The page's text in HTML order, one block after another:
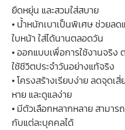
ยืดหยุ่น และสวมใส่สบาย
• น้ำหนักเบาเป็นพิเศษ ช่วยล
ใบหน้า ใส่ได้นานตลอดวัน
• ออกแบบเพื่อการใช้งานจริง
ใช้ชีวิตประจำวันอย่างแท้จริง
• โครงสร้างเรียบง่าย ลดจุดเ
หาย และดูแลง่าย
• มีตัวเลือกหลากหลาย สามาร
กับแต่ละบุคคลได้